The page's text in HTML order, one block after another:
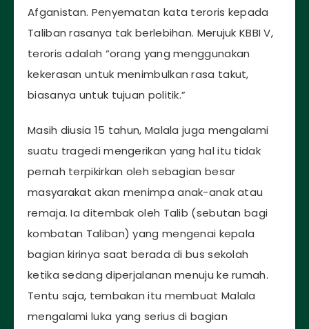
Afganistan. Penyematan kata teroris kepada
Taliban rasanya tak berlebihan. Merujuk KBBI V,
teroris adalah “orang yang menggunakan
kekerasan untuk menimbulkan rasa takut,
biasanya untuk tujuan politik.”
Masih diusia 15 tahun, Malala juga mengalami
suatu tragedi mengerikan yang hal itu tidak
pernah terpikirkan oleh sebagian besar
masyarakat akan menimpa anak-anak atau
remaja. Ia ditembak oleh Talib (sebutan bagi
kombatan Taliban) yang mengenai kepala
bagian kirinya saat berada di bus sekolah
ketika sedang diperjalanan menuju ke rumah.
Tentu saja, tembakan itu membuat Malala
mengalami luka yang serius di bagian